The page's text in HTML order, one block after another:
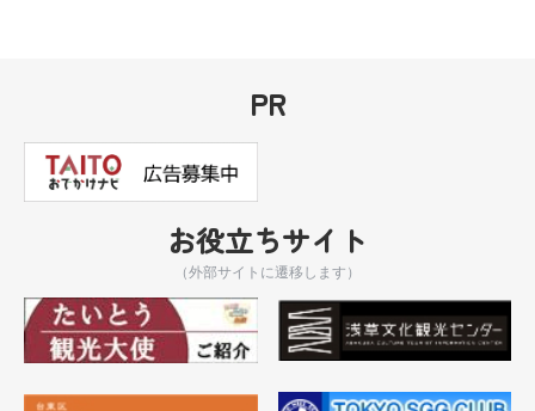
PR
お役立ちサイト
（外部サイトに遷移します）